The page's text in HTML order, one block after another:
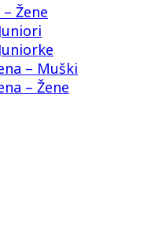
Žene
– Muški
– Žene